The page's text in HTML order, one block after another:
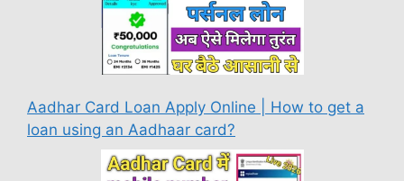
Aadhar Card Loan Apply Online | How to get a
loan using an Aadhaar card?